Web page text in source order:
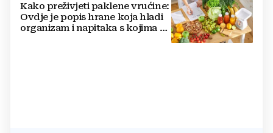
Kako preživjeti paklene vrućine:
Ovdje je popis hrane koja hladi
organizam i napitaka s kojima si